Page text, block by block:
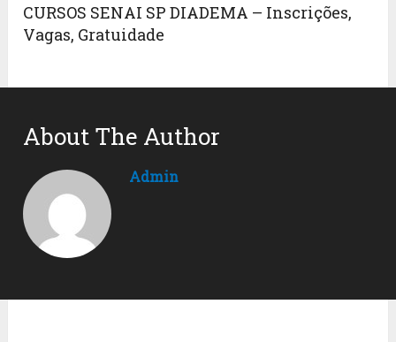
CURSOS SENAI SP DIADEMA – Inscrições,
Vagas, Gratuidade
About The Author
Admin